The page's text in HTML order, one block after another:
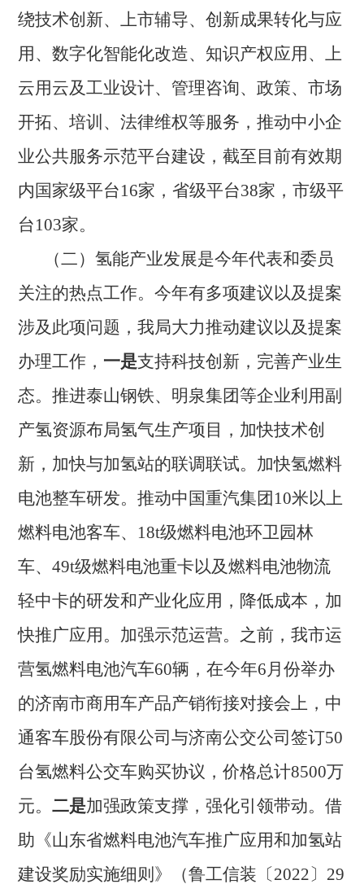
绕技术创新、上市辅导、创新成果转化与应
用、数字化智能化改造、知识产权应用、上
云用云及工业设计、管理咨询、政策、市场
开拓、培训、法律维权等服务，推动中小企
业公共服务示范平台建设 ， 截至目前有效期
内国家级平台16家，省级平台38家，市级平
台103家。
（二）氢能产业发展是今年代表和委员
关注的热点工作。 今年有多项建议以及提案
涉及此项问题， 我局大力推动建议以及提案
办理工作， 一是支持科技创新，完善产业生
态。 推进泰山钢铁、明泉集团等企业利用副
产氢资源布局氢气生产项目，加快技术创
新，加快与加氢站的联调联试。加快氢燃料
电池整车研发。推动中国重汽集团 10米以上
燃料电池客车、18t级燃料电池环卫园林
车、49t级燃料电池重卡以及燃料电池物流
轻中卡的研发和产业化应用，降低成本，加
快推广应用。加强示范运营。之前，我市运
营氢燃料电池汽车60辆，在今年6月份举办
的济南市商用车产品产销衔接对接会上，中
通客车股份有限公司与济南公交公司签订50
台氢燃料公交车购买协议，价格总计8500万
元。 二是加强政策支撑，强化引领带动。 借
助《山东省燃料电池汽车推广应用和加氢站
建设奖励实施细则》（鲁工信装〔2022〕29